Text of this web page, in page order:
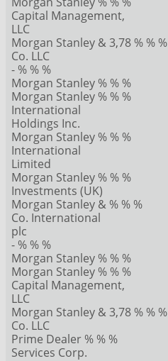
Capital Management,
LLC
Morgan Stanley & 3,78 % % %
Co. LLC
- % % %
Morgan Stanley % % %
Morgan Stanley % % %
International
Holdings Inc.
Morgan Stanley % % %
International
Limited
Morgan Stanley % % %
Investments (UK)
Morgan Stanley & % % %
Co. International
plc
- % % %
Morgan Stanley % % %
Morgan Stanley % % %
Capital Management,
LLC
Morgan Stanley & 3,78 % % %
Co. LLC
Prime Dealer % % %
Services Corp.